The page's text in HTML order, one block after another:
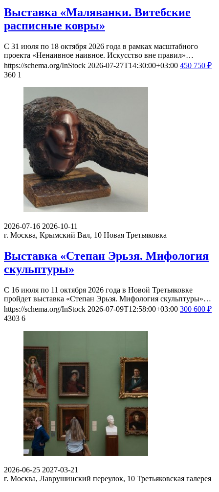
Выставка «Маляванки. Витебские
расписные ковры»
С 31 июля по 18 октября 2026 года в рамках масштабного
проекта «Ненаивное наивное. Искусство вне правил»…
https://schema.org/InStock 2026-07-27T14:30:00+03:00 450 750 ₽
360 1
2026-07-16 2026-10-11
г. Москва, Крымский Вал, 10 Новая Третьяковка
Выставка «Степан Эрьзя. Мифология
скульптуры»
С 16 июля по 11 октября 2026 года в Новой Третьяковке
пройдет выставка «Степан Эрьзя. Мифология скульптуры»…
https://schema.org/InStock 2026-07-09T12:58:00+03:00 300 600 ₽
4303 6
2026-06-25 2027-03-21
г. Москва, Лаврушинский переулок, 10 Третьяковская галерея